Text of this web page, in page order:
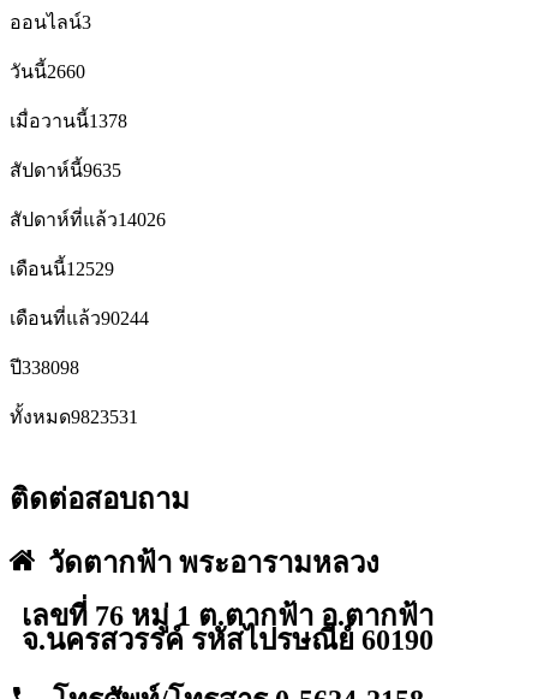
ออนไลน์3
วันนี้2660
เมื่อวานนี้1378
สัปดาห์นี้9635
สัปดาห์ที่แล้ว14026
เดือนนี้12529
เดือนที่แล้ว90244
ปี338098
ทั้งหมด9823531
ติดต่อสอบถาม
วัดตากฟ้า พระอารามหลวง
เลขที่ 76 หมู่ 1 ต.ตากฟ้า อ.ตากฟ้า
จ.นครสวรรค์ รหัสไปรษณีย์ 60190